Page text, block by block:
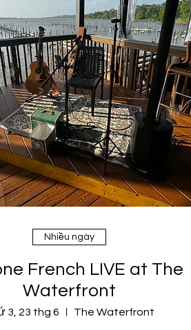
Nhiều ngày
French LIVE at The
Waterfront
3, 23 thg 6 The Waterfront